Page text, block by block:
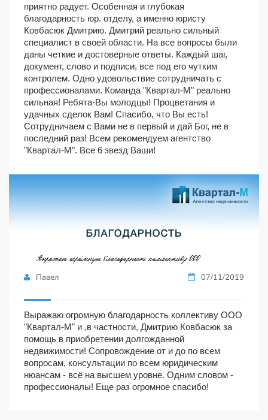
приятно радует. Особенная и глубокая
благодарность юр. отделу, а именно юристу
Ковбасюк Дмитрию. Дмитрий реально сильный
специалист в своей области. На все вопросы были
даны четкие и достоверные ответы. Каждый шаг,
документ, слово и подписи, все под его чутким
контролем. Одно удовольствие сотрудничать с
профессионалами. Команда "Квартал-М" реально
сильная! Ребята-Вы молодцы! Процветания и
удачных сделок Вам! Спасибо, что Вы есть!
Сотрудничаем с Вами не в первый и дай Бог, не в
последний раз! Всем рекомендуем агентство
"Квартал-М". Все 6 звезд Ваши!
Павел 07/11/2019
Выражаю огромную благодарность коллективу ООО
"Квартал-М" и ,в частности, Дмитрию Ковбасюк за
помощь в приобретении долгожданной
недвижимости! Сопровождение от и до по всем
вопросам, консультации по всем юридическим
нюансам - всё на высшем уровне. Одним словом -
профессионалы! Еще раз огромное спасибо!